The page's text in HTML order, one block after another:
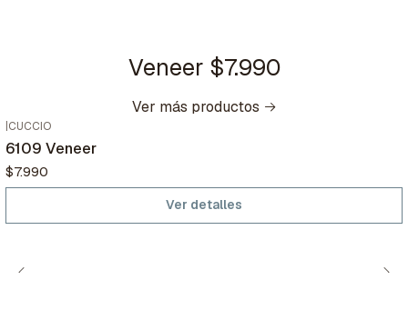
Veneer $7.990
Ver más productos
Agotado
CUCCIO
6109 Veneer
$7.990
Ver detalles